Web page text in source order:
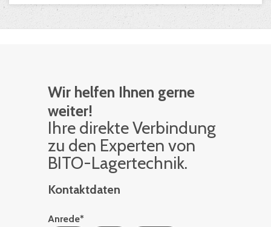
Wir helfen Ihnen gerne
weiter!
Ihre di­rek­te Ver­bin­dung
zu den Ex­per­ten von
BITO-La­ger­tech­nik.
Kontaktdaten
Anrede*